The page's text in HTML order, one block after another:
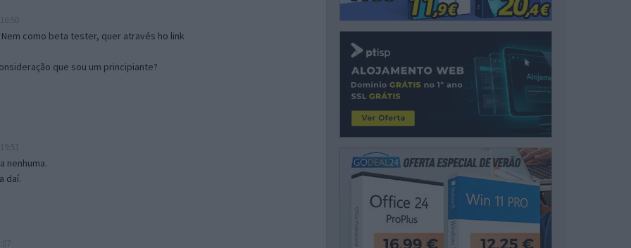
como beta tester, quer através ho link
que sou um principiante?
nenhuma.
daí.